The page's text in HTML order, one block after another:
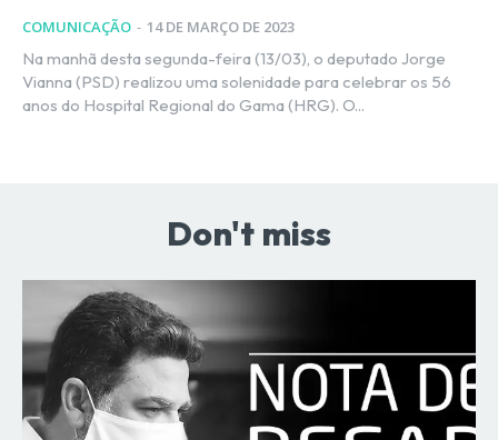
COMUNICAÇÃO - 14 DE MARÇO DE 2023
Na manhã desta segunda-feira (13/03), o deputado Jorge
Vianna (PSD) realizou uma solenidade para celebrar os 56
anos do Hospital Regional do Gama (HRG). O...
Don't miss